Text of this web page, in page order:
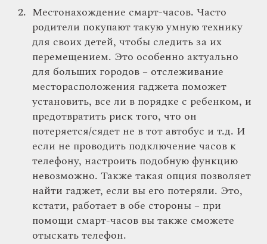
Местонахождение смарт-часов. Часто
родители покупают такую умную технику
для своих детей, чтобы следить за их
перемещением. Это особенно актуально
для больших городов – отслеживание
месторасположения гаджета поможет
установить, все ли в порядке с ребенком, и
предотвратить риск того, что он
потеряется/сядет не в тот автобус и т.д. И
если не проводить подключение часов к
телефону, настроить подобную функцию
невозможно. Также такая опция позволяет
найти гаджет, если вы его потеряли. Это,
кстати, работает в обе стороны – при
помощи смарт-часов вы также сможете
отыскать телефон.